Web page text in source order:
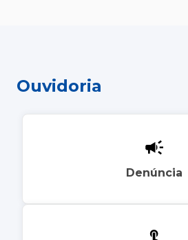
Ouvidoria
Denúncia